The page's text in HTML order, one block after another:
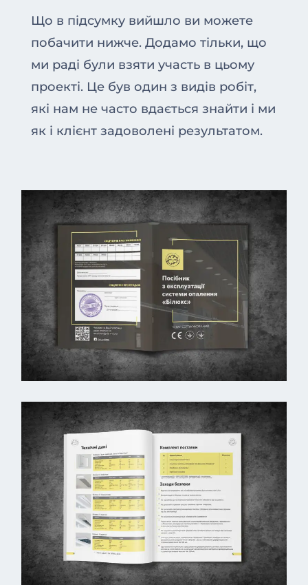
Що в підсумку вийшло ви можете
побачити нижче. Додамо тільки, що
ми раді були взяти участь в цьому
проекті. Це був один з видів робіт,
які нам не часто вдається знайти і ми
як і клієнт задоволені результатом.